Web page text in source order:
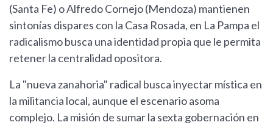
(Santa Fe) o Alfredo Cornejo (Mendoza) mantienen
sintonías dispares con la Casa Rosada, en La Pampa el
radicalismo busca una identidad propia que le permita
retener la centralidad opositora.
La "nueva zanahoria" radical busca inyectar mística en
la militancia local, aunque el escenario asoma
complejo. La misión de sumar la sexta gobernación en